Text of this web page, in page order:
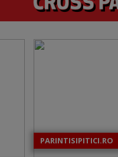
PARINTISIPITICI.RO